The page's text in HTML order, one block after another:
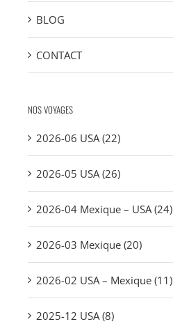
BLOG
CONTACT
NOS VOYAGES
2026-06 USA (22)
2026-05 USA (26)
2026-04 Mexique – USA (24)
2026-03 Mexique (20)
2026-02 USA – Mexique (11)
2025-12 USA (8)